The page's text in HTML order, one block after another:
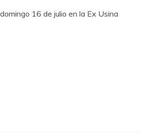
16 de julio en la Ex Usina